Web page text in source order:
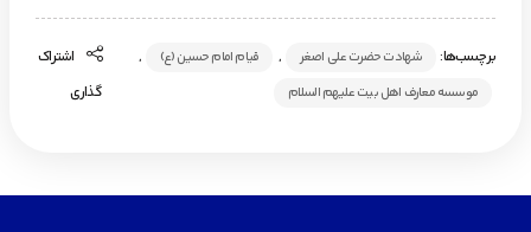
برچسب‌ها: شهادت حضرت علی اصغر , قیام امام حسین (ع) ,
موسسه معارف اهل بیت علیهم السلام
اشتراک
گذاری